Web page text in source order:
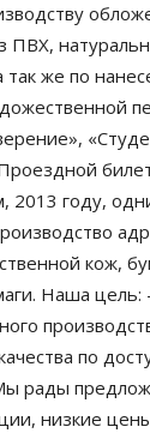
ПВХ,
так же по
2013 году,
кож,
Наша
по
рады
низкие